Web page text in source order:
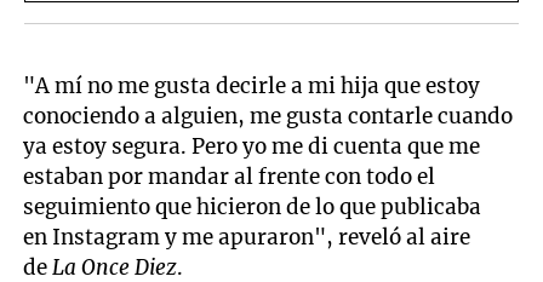
"A mí no me gusta decirle a mi hija que estoy
conociendo a alguien, me gusta contarle cuando
ya estoy segura. Pero yo me di cuenta que me
estaban por mandar al frente con todo el
seguimiento que hicieron de lo que publicaba
en Instagram y me apuraron", reveló al aire
deLa Once Diez.